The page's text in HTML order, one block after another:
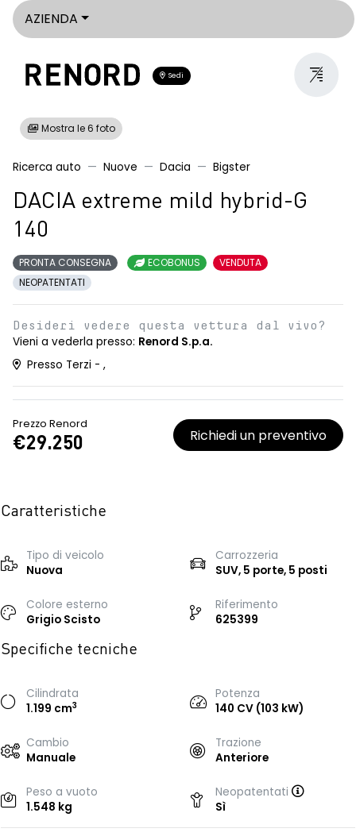
AZIENDA
Sedi
Mostra le 6 foto
Ricerca auto Nuove Dacia Bigster
DACIA extreme mild hybrid-G
140
PRONTA CONSEGNA ECOBONUS
VENDUTA
NEOPATENTATI
Desideri vedere questa vettura dal vivo?
Vieni a vederla presso: Renord S.p.a.
Presso Terzi - ,
Prezzo Renord
€29.250 Richiedi un preventivo
Caratteristiche
Tipo di veicolo
Nuova
Carrozzeria
SUV, 5 porte, 5 posti
Colore esterno
Grigio Scisto
Riferimento
625399
Specifiche tecniche
Cilindrata
1.199 cm3
Potenza
140 CV (103 kW)
Cambio
Manuale
Trazione
Anteriore
Peso a vuoto
1.548 kg
Neopatentati
Sì